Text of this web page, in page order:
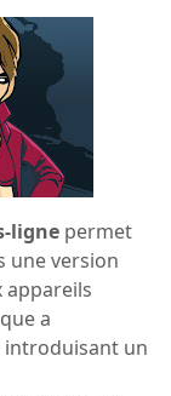
ligne permet
une version
appareils
a
introduisant un